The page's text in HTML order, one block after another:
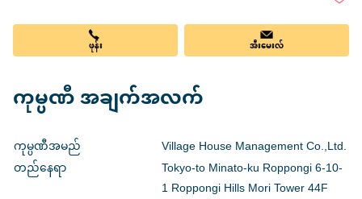
ဖုန်း အီးမေးလ်
ကုမ္ပဏီ အချက်အလက်
ကုမ္ပဏီအမည်
Village House Management Co.,Ltd.
တည်နေရာ
Tokyo-to Minato-ku Roppongi 6-10-
1 Roppongi Hills Mori Tower 44F